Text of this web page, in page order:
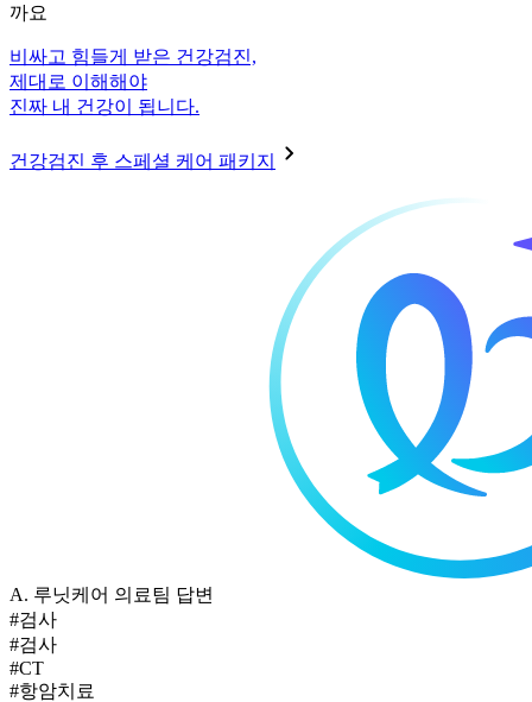
까요
비싸고 힘들게 받은 건강검진,
제대로 이해해야
진짜 내 건강이 됩니다.
건강검진 후 스페셜 케어 패키지
A. 루닛케어 의료팀 답변
#검사
#검사
#CT
#항암치료